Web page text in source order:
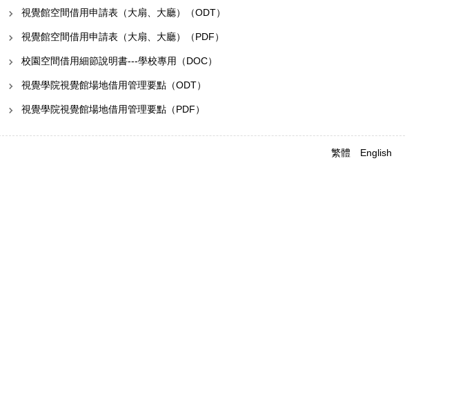
視覺館空間借用申請表（大扇、大廳）（ODT）
視覺館空間借用申請表（大扇、大廳）（PDF）
校園空間借用細節說明書---學校專用（DOC）
視覺學院視覺館場地借用管理要點（ODT）
視覺學院視覺館場地借用管理要點（PDF）
繁體 English